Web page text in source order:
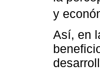
y
Así, en